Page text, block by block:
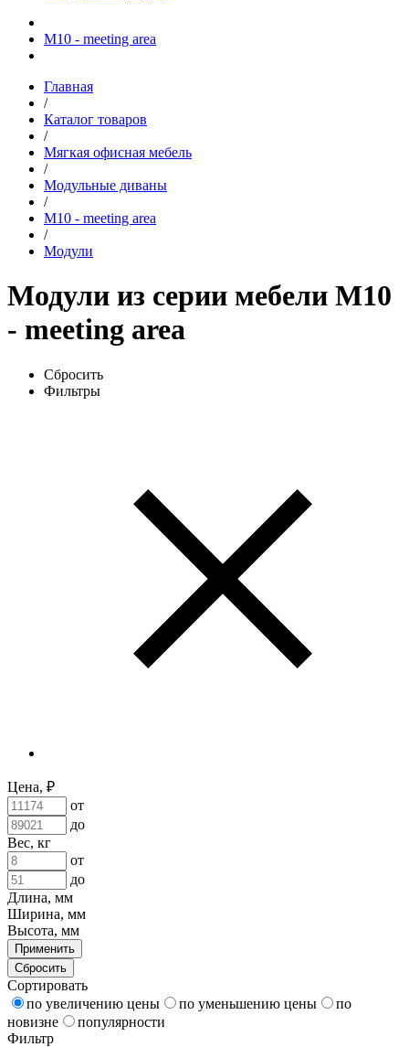
М10 - meeting area
Главная
/
Каталог товаров
/
Мягкая офисная мебель
/
Модульные диваны
/
М10 - meeting area
/
Модули
Модули из серии мебели М10
- meeting area
Сбросить
Фильтры
Цена, ₽
от
до
Вес, кг
от
до
Длина, мм
Ширина, мм
Высота, мм
Применить
Сбросить
Сортировать
по увеличению цены
по уменьшению цены
по
новизне
популярности
Фильтр